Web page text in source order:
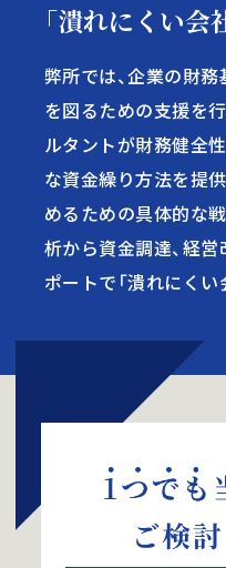
M
起業家支援
相続・事業
グロースリンク
医院
資産形成・
「潰れにくい
弊所では、企業の財
を図るための支援を
ルタントが財務健全
な資金繰り方法を提
めるための具体的な
析から資金調達、経
ポートで「潰れにくい